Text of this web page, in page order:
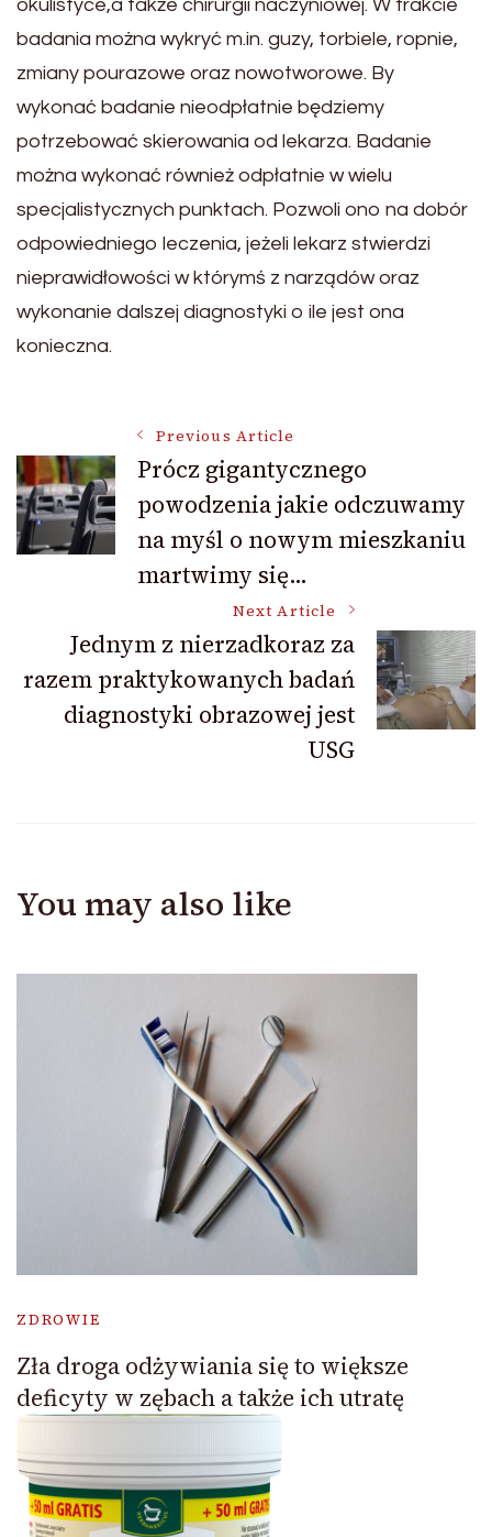
okulistyce,a także chirurgii naczyniowej. W trakcie
badania można wykryć m.in. guzy, torbiele, ropnie,
zmiany pourazowe oraz nowotworowe. By
wykonać badanie nieodpłatnie będziemy
potrzebować skierowania od lekarza. Badanie
można wykonać również odpłatnie w wielu
specjalistycznych punktach. Pozwoli ono na dobór
odpowiedniego leczenia, jeżeli lekarz stwierdzi
nieprawidłowości w którymś z narządów oraz
wykonanie dalszej diagnostyki o ile jest ona
konieczna.
Post
Navigation
Previous Article
Prócz gigantycznego
powodzenia jakie odczuwamy
na myśl o nowym mieszkaniu
martwimy się…
Next Article
Jednym z nierzadkoraz za
razem praktykowanych badań
diagnostyki obrazowej jest
USG
You may also like
ZDROWIE
Zła droga odżywiania się to większe
deficyty w zębach a także ich utratę